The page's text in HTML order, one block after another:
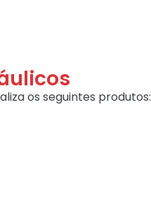
os seguintes produtos: